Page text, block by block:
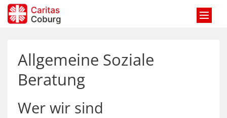
Zum Inhalt springen
Allgemeine Soziale
Beratung
Wer wir sind